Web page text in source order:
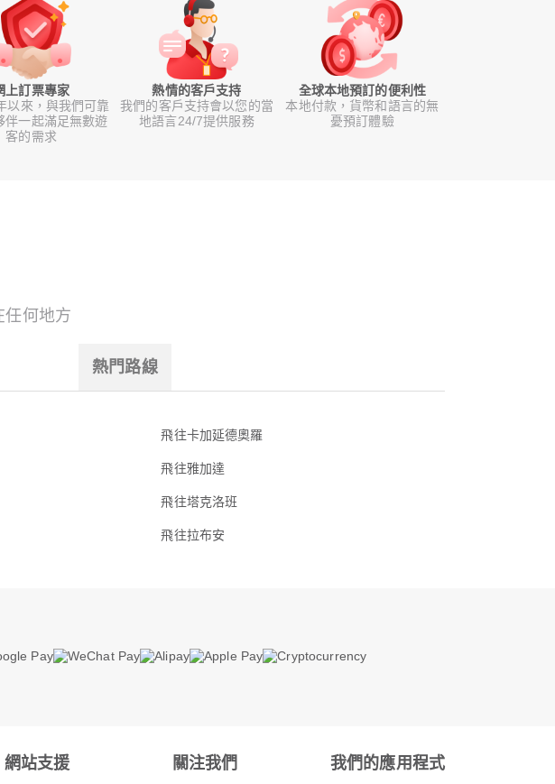
上訂票專家
以來，與我們可靠
伴一起滿足無數遊
客的需求
熱情的客戶支持
我們的客戶支持會以您的當
地語言24/7提供服務
全球本地預訂的便利性
本地付款，貨幣和語言的無
憂預訂體驗
任何地方
熱門路線
飛往卡加延德奧羅
飛往雅加達
飛往塔克洛班
飛往拉布安
網站支援 關注我們 我們的應用程式